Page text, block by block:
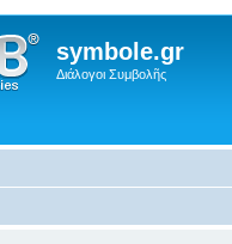
symbole.gr
Διάλογοι Συμβολῆς